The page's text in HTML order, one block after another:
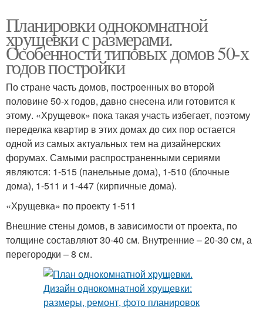
Планировки однокомнатной
хрущевки с размерами.
Особенности типовых домов 50-х
годов постройки
По стране часть домов, построенных во второй
половине 50-х годов, давно снесена или готовится к
этому. «Хрущевок» пока такая участь избегает, поэтому
переделка квартир в этих домах до сих пор остается
одной из самых актуальных тем на дизайнерских
форумах. Самыми распространенными сериями
являются: 1-515 (панельные дома), 1-510 (блочные
дома), 1-511 и 1-447 (кирпичные дома).
«Хрущевка» по проекту 1-511
Внешние стены домов, в зависимости от проекта, по
толщине составляют 30-40 см. Внутренние – 20-30 см, а
перегородки – 8 см.